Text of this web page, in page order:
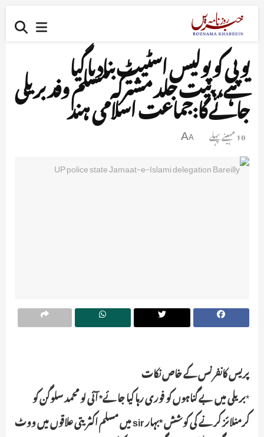
یوپی کو پولیس اسٹیٹ بنادیا گیا
ہے،،بیت جلد مشترکہ مسلم وفد بریلی
جائے گا:جماعت اسلامی ہند
10 مہینے پہلے A
A
پریس کانفر نس کے خاص نکات
*بریلی میں بے گناہوں کو فوری رہا کیا جائے* آئی لو محمد سلوگن کو
کرمنلائز کرنے کی کوشش *بہار sir میں مسلم اکثریتی علاقوں میں ووٹ